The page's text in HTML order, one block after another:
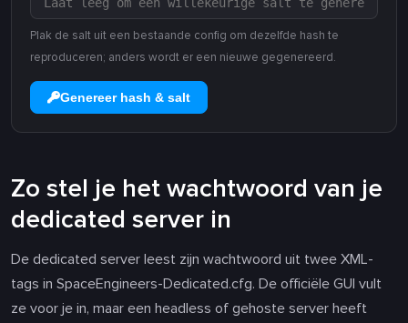
Plak de salt uit een bestaande config om dezelfde hash te
reproduceren; anders wordt er een nieuwe gegenereerd.
Genereer hash & salt
Zo stel je het wachtwoord van je
dedicated server in
De dedicated server leest zijn wachtwoord uit twee XML-
tags in SpaceEngineers-Dedicated.cfg. De officiële GUI vult
ze voor je in, maar een headless of gehoste server heeft